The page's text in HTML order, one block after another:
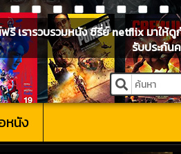
เรารวบรวมหนัง ซีรี่ย์ netflix มาให้
รับประกัน
หนัง